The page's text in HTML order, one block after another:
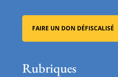
FAIRE UN DON DÉFISCALISÉ
Rubriques